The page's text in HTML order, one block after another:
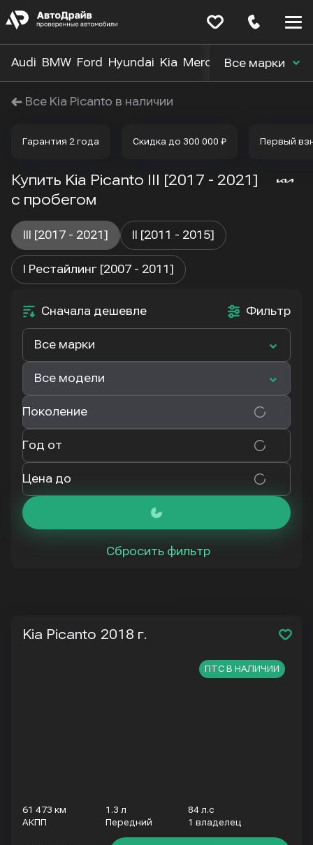
Audi BMW Ford Hyundai Kia Mercedes-Benz
Все марки
Все Kia Picanto в наличии
Гарантия 2 года Скидка до 300 000 ₽ Первый
Купить Kia Picanto III [2017 - 2021]
с пробегом
III [2017 - 2021] II [2011 - 2015]
I Рестайлинг [2007 - 2011]
Фильтр
Сначала дешевле
Все марки
Все модели
Поколение
Год от
Цена до
Сбросить фильтр
Kia Picanto 2018 г.
61 473 км 1.3 л
84 л.с
АКПП
Передний 1 владелец
ПТС В НАЛИЧИИ